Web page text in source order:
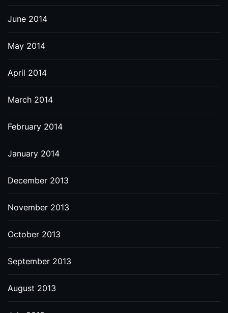
June 2014
May 2014
April 2014
March 2014
February 2014
January 2014
December 2013
November 2013
October 2013
September 2013
August 2013